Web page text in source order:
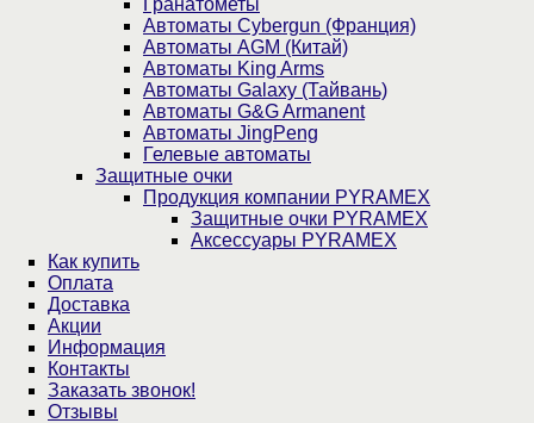
Автоматы Cybergun (Франция)
Автоматы AGM (Китай)
Автоматы King Arms
Автоматы Galaxy (Тайвань)
Автоматы G&G Armanent
Автоматы JingPeng
Гелевые автоматы
Защитные очки
Продукция компании PYRAMEX
Защитные очки PYRAMEX
Аксессуары PYRAMEX
Как купить
Оплата
Доставка
Акции
Информация
Контакты
Заказать звонок!
Отзывы